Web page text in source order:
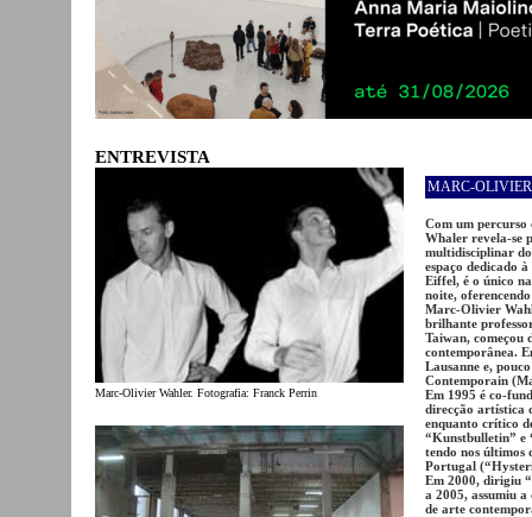
ENTREVISTA
Marc-Olivier Wahler. Fotografia: Franck Perrin
MARC-
Com um
Whaler revela-se
multidisciplinar do
espaço dedicado
Eiffel, é o único
noite,
Marc-Olivier
brilhante
Taiwan, começou
contemporânea.
Lausanne e,
Contemporain
Em 1995 é co-
direcção artística
enquanto crítico
“Kunstbulletin” e
tendo nos últimos
Portugal
Em 2000, dirigiu
a 2005, assumiu
de arte